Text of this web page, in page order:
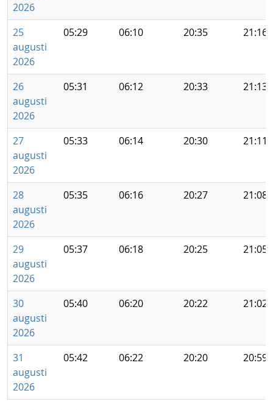
2026
25
augusti
2026
05:29 06:10 20:35 21:16
26
augusti
2026
05:31 06:12 20:33 21:13
27
augusti
2026
05:33 06:14 20:30 21:11
28
augusti
2026
05:35 06:16 20:27 21:08
29
augusti
2026
05:37 06:18 20:25 21:05
30
augusti
2026
05:40 06:20 20:22 21:02
31
augusti
2026
05:42 06:22 20:20 20:59